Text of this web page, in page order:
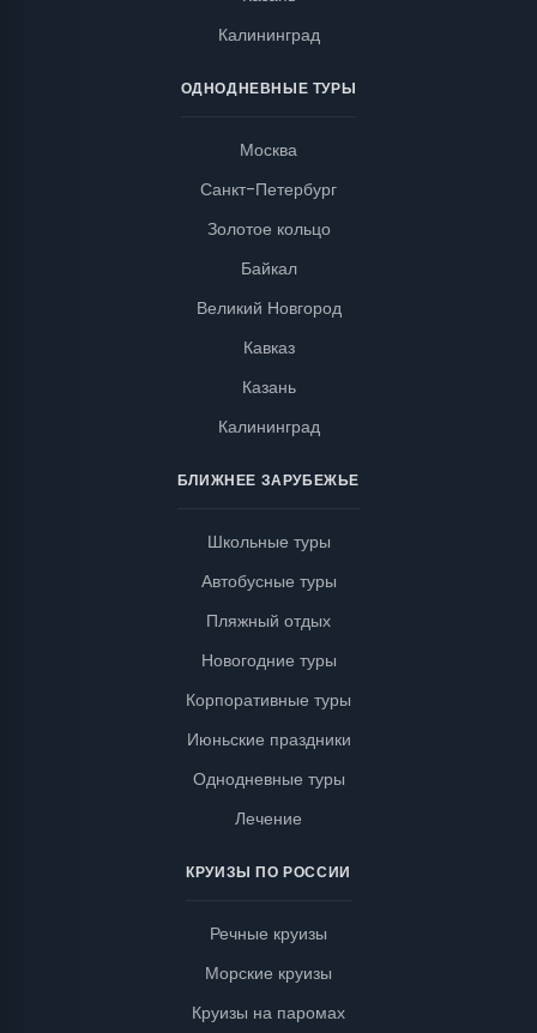
Калининград
ОДНОДНЕВНЫЕ ТУРЫ
Москва
Санкт-Петербург
Золотое кольцо
Байкал
Великий Новгород
Кавказ
Казань
Калининград
БЛИЖНЕЕ ЗАРУБЕЖЬЕ
Школьные туры
Автобусные туры
Пляжный отдых
Новогодние туры
Корпоративные туры
Июньские праздники
Однодневные туры
Лечение
КРУИЗЫ ПО РОССИИ
Речные круизы
Морские круизы
Круизы на паромах